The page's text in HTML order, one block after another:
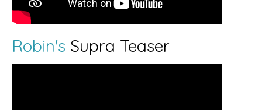
Robin's Supra Teaser